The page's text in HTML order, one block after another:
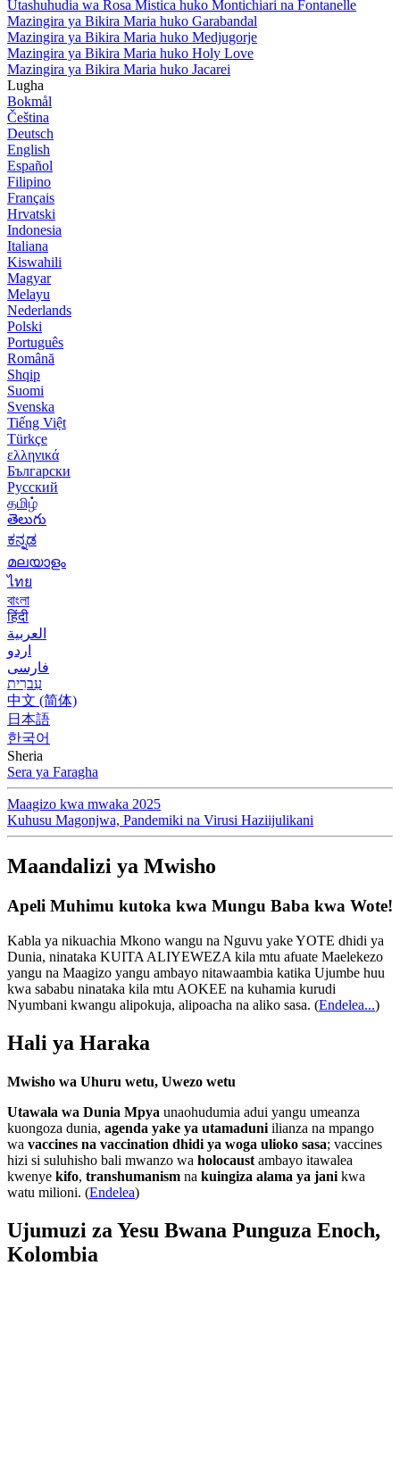
Utashuhudia wa Rosa Mistica huko Montichiari na Fontanelle
Mazingira ya Bikira Maria huko Garabandal
Mazingira ya Bikira Maria huko Medjugorje
Mazingira ya Bikira Maria huko Holy Love
Mazingira ya Bikira Maria huko Jacarei
Lugha
Bokmål
Čeština
Deutsch
English
Español
Filipino
Français
Hrvatski
Indonesia
Italiana
Kiswahili
Magyar
Melayu
Nederlands
Polski
Português
Română
Shqip
Suomi
Svenska
Tiếng Việt
Türkçe
ελληνικά
Български
Русский
தமிழ்
తెలుగు
ಕನ್ನಡ
മലയാളം
ไทย
বাংলা
हिंदी
العربية
اردو
فارسی
עִברִית
中文 (简体)
日本語
한국어
Sheria
Sera ya Faragha
Maagizo kwa mwaka 2025
Kuhusu Magonjwa, Pandemiki na Virusi Haziijulikani
Maandalizi ya Mwisho
Apeli Muhimu kutoka kwa Mungu Baba kwa Wote!
Kabla ya nikuachia Mkono wangu na Nguvu yake YOTE dhidi ya
Dunia, ninataka KUITA ALIYEWEZA kila mtu afuate Maelekezo
yangu na Maagizo yangu ambayo nitawaambia katika Ujumbe huu
kwa sababu ninataka kila mtu AOKEE na kuhamia kurudi
Nyumbani kwangu alipokuja, alipoacha na aliko sasa. (Endelea...)
Hali ya Haraka
Mwisho wa Uhuru wetu, Uwezo wetu
Utawala wa Dunia Mpya unaohudumia adui yangu umeanza
kuongoza dunia, agenda yake ya utamaduni ilianza na mpango
wa vaccines na vaccination dhidi ya woga ulioko sasa; vaccines
hizi si suluhisho bali mwanzo wa holocaust ambayo itawalea
kwenye kifo, transhumanism na kuingiza alama ya jani kwa
watu milioni. (Endelea)
Ujumuzi za Yesu Bwana Punguza Enoch,
Kolombia